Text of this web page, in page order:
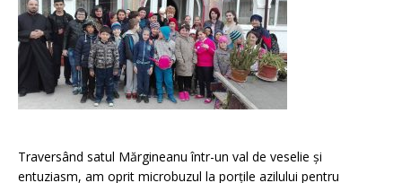
Traversând satul Mărgineanu într-un val de veselie și
entuziasm, am oprit microbuzul la porțile azilului pentru